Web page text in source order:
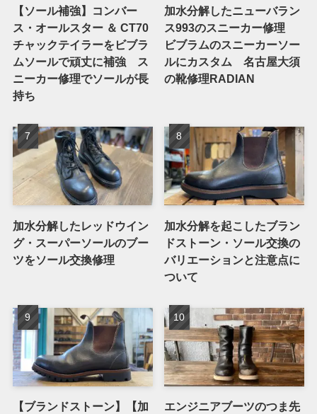
【ソール補強】コンバー
ス・オールスター ＆ CT70
チャックテイラーをビブラ
ムソールで頑丈に補強 ス
ニーカー修理でソールが長
持ち
加水分解したニューバラン
ス993のスニーカー修理
ビブラムのスニーカーソー
ルにカスタム 名古屋大須
の靴修理RADIAN
加水分解したレッドウイン
グ・スーパーソールのブー
ツをソール交換修理
加水分解を起こしたブラン
ドストーン・ソール交換の
バリエーションと注意点に
ついて
【ブランドストーン】【加
エンジニアブーツのつま先